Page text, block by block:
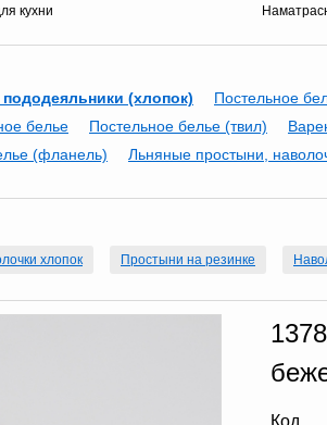
кухни
(хлопок) Постельное
белье Постельное белье (твил)
(фланель) Льняные простыни,
хлопок Простыни на резинке
Код